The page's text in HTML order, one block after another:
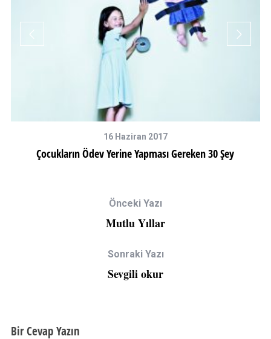
16 Haziran 2017
Çocukların Ödev Yerine Yapması Gereken 30 Şey
Önceki Yazı
Mutlu Yıllar
Sonraki Yazı
Sevgili okur
Bir Cevap Yazın